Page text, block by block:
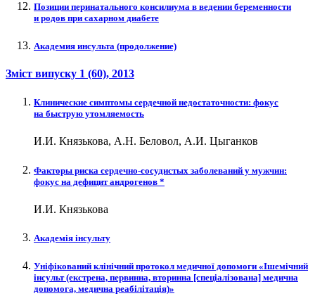
Позиции перинатального консилиума в ведении беременности
и родов при сахарном диабете
Академия инсульта (продолжение)
Зміст випуску 1 (60), 2013
Клинические симптомы сердечной недостаточности: фокус
на быструю утомляемость
И.И. Князькова, А.Н. Беловол, А.И. Цыганков
Факторы риска сердечно-сосудистых заболеваний у мужчин:
фокус на дефицит андрогенов *
И.И. Князькова
Академія інсульту
Уніфікований клінічний протокол медичної допомоги «Ішемічний
інсульт (екстрена, первинна, вторинна [спеціалізована] медична
допомога, медична реабілітація)»